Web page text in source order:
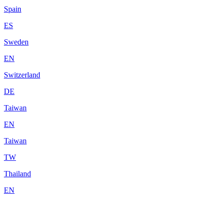
Spain
ES
Sweden
EN
Switzerland
DE
Taiwan
EN
Taiwan
TW
Thailand
EN